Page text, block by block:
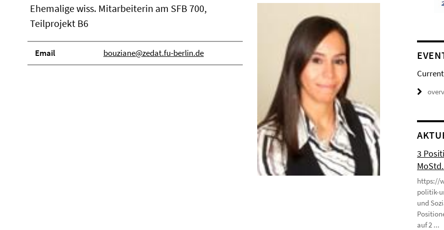
Ehemalige wiss. Mitarbeiterin am SFB 700,
Teilprojekt B6
Email bouziane@zedat.fu-berlin.de
3
https://
politik-
und
auf 2 ...